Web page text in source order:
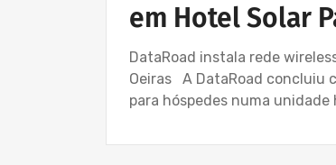
em Hotel Solar
DataRoad instala rede
Oeiras A DataRoad concluiu
para hóspedes numa